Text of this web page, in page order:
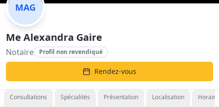
MAG
Me Alexandra Gaire
Notaire Profil non revendiqué
Rendez-vous
Consultations Spécialités Présentation Localisation